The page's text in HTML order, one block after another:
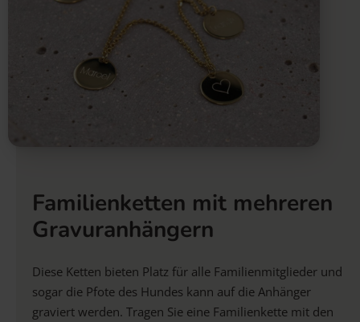
Familienketten mit mehreren
Gravuranhängern
Diese Ketten bieten Platz für alle Familienmitglieder und
sogar die Pfote des Hundes kann auf die Anhänger
graviert werden. Tragen Sie eine Familienkette mit den